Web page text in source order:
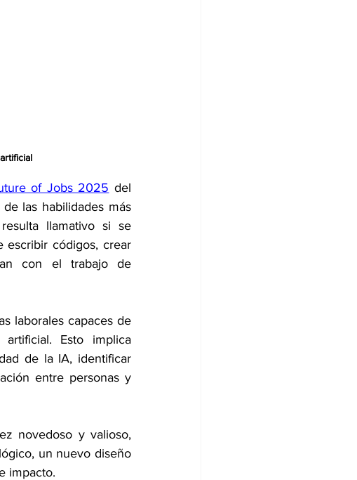
of Jobs 2025 del
las habilidades más
llamativo si se
escribir códigos, crear
con el trabajo de
laborales capaces de
Esto implica
de la IA, identificar
entre personas y
novedoso y valioso,
un nuevo diseño
impacto.